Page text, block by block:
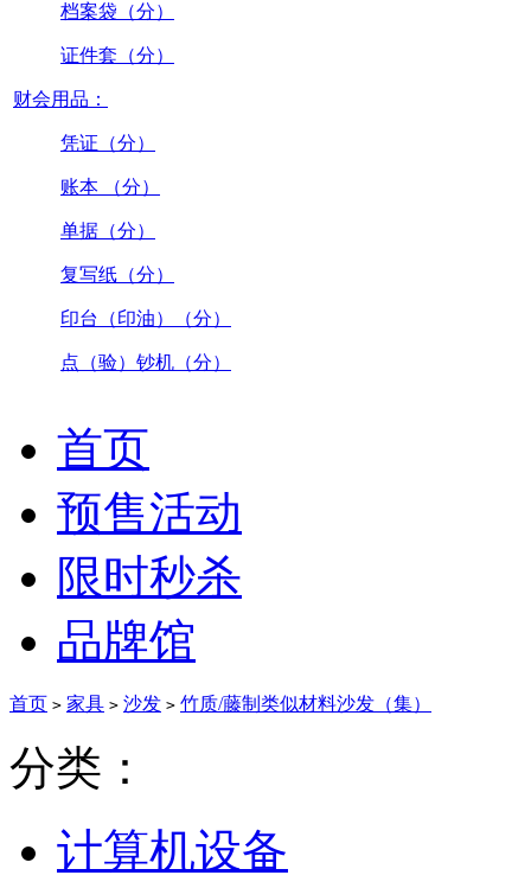
档案袋（分）
证件套（分）
财会用品：
凭证（分）
账本 （分）
单据（分）
复写纸（分）
印台（印油）（分）
点（验）钞机（分）
首页
预售活动
限时秒杀
品牌馆
首页 > 家具 > 沙发 > 竹质/藤制类似材料沙发（集）
分类：
计算机设备